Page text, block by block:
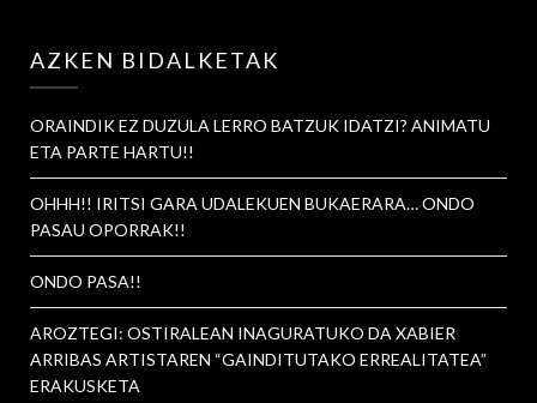
AZKEN BIDALKETAK
ORAINDIK EZ DUZULA LERRO BATZUK IDATZI? ANIMATU
ETA PARTE HARTU!!
OHHH!! IRITSI GARA UDALEKUEN BUKAERARA… ONDO
PASAU OPORRAK!!
ONDO PASA!!
AROZTEGI: OSTIRALEAN INAGURATUKO DA XABIER
ARRIBAS ARTISTAREN “GAINDITUTAKO ERREALITATEA”
ERAKUSKETA